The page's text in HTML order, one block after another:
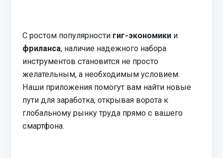
С ростом популярности гиг-экономики и
фриланса, наличие надежного набора
инструментов становится не просто
желательным, а необходимым условием.
Наши приложения помогут вам найти новые
пути для заработка, открывая ворота к
глобальному рынку труда прямо с вашего
смартфона.